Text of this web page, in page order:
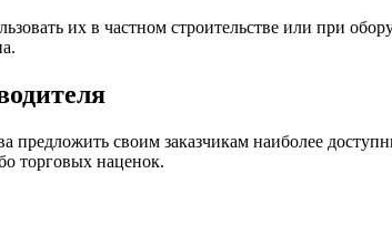
их в частном строительстве или при
своим заказчикам наиболее
торговых наценок.